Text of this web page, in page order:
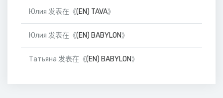
Юлия 发表在《(EN) TAVA》
Юлия 发表在《(EN) BABYLON》
Татьяна 发表在《(EN) BABYLON》